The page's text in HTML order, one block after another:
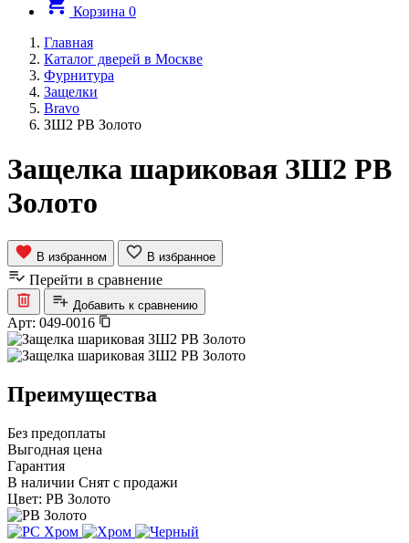
Корзина 0
Главная
Каталог дверей в Москве
Фурнитура
Защелки
Bravo
ЗШ2 PB Золото
Защелка шариковая ЗШ2 РВ
Золото
В избранном В избранное
Перейти в сравнение
Добавить к сравнению
Арт: 049-0016
Преимущества
Без предоплаты
Выгодная цена
Гарантия
В наличии Снят с продажи
Цвет: PB Золото